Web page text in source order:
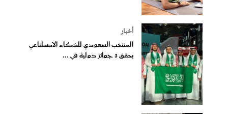
أخبار
المنتخب السعودي للذكاء الاصطناعي
يحقق 3 جوائز دولية في ...